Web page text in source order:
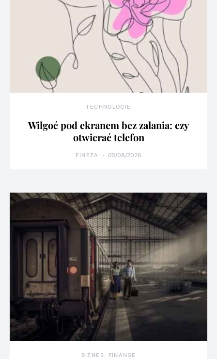
TECHNOLOGIE
Wilgoć pod ekranem bez zalania: czy
otwierać telefon
FINEZA 05/08/2026
BIZNES, FINANSE